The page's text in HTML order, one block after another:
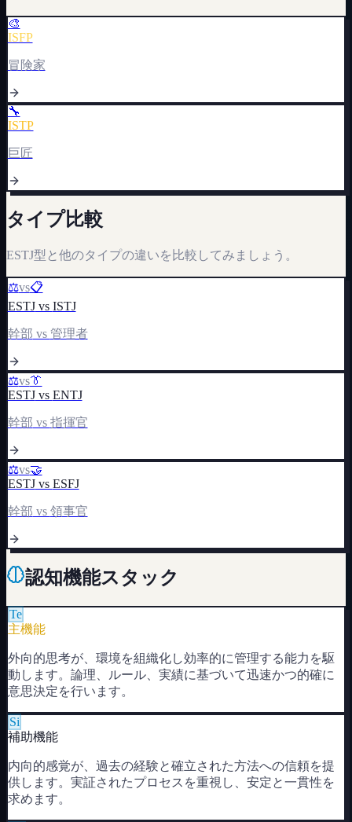
🎨
ISFP
冒険家
🔧
ISTP
巨匠
タイプ比較
ESTJ型と他のタイプの違いを比較してみましょう。
⚖️vs📋
ESTJvs ISTJ
幹部 vs 管理者
⚖️vs👔
ESTJvs ENTJ
幹部 vs 指揮官
⚖️vs🤝
ESTJvs ESFJ
幹部 vs 領事官
認知機能スタック
Te
主機能
外向的思考が、環境を組織化し効率的に管理する能力を駆
動します。論理、ルール、実績に基づいて迅速かつ的確に
意思決定を行います。
Si
補助機能
内向的感覚が、過去の経験と確立された方法への信頼を提
供します。実証されたプロセスを重視し、安定と一貫性を
求めます。